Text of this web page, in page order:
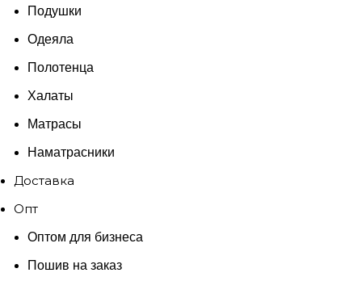
Подушки
Одеяла
Полотенца
Халаты
Матрасы
Наматрасники
Доставка
Опт
Оптом для бизнеса
Пошив на заказ